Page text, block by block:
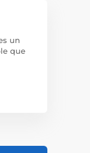
un
que